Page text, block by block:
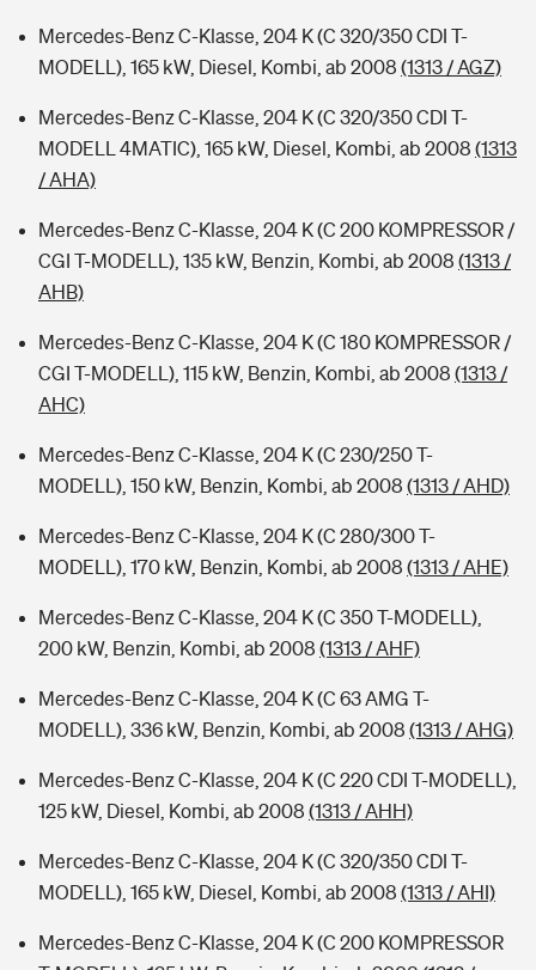
Mercedes-Benz C-Klasse, 204 K (C 320/350 CDI T-
MODELL), 165 kW, Diesel, Kombi, ab 2008 (1313 / AGZ)
Mercedes-Benz C-Klasse, 204 K (C 320/350 CDI T-
MODELL 4MATIC), 165 kW, Diesel, Kombi, ab 2008 (1313
/ AHA)
Mercedes-Benz C-Klasse, 204 K (C 200 KOMPRESSOR /
CGI T-MODELL), 135 kW, Benzin, Kombi, ab 2008 (1313 /
AHB)
Mercedes-Benz C-Klasse, 204 K (C 180 KOMPRESSOR /
CGI T-MODELL), 115 kW, Benzin, Kombi, ab 2008 (1313 /
AHC)
Mercedes-Benz C-Klasse, 204 K (C 230/250 T-
MODELL), 150 kW, Benzin, Kombi, ab 2008 (1313 / AHD)
Mercedes-Benz C-Klasse, 204 K (C 280/300 T-
MODELL), 170 kW, Benzin, Kombi, ab 2008 (1313 / AHE)
Mercedes-Benz C-Klasse, 204 K (C 350 T-MODELL),
200 kW, Benzin, Kombi, ab 2008 (1313 / AHF)
Mercedes-Benz C-Klasse, 204 K (C 63 AMG T-
MODELL), 336 kW, Benzin, Kombi, ab 2008 (1313 / AHG)
Mercedes-Benz C-Klasse, 204 K (C 220 CDI T-MODELL),
125 kW, Diesel, Kombi, ab 2008 (1313 / AHH)
Mercedes-Benz C-Klasse, 204 K (C 320/350 CDI T-
MODELL), 165 kW, Diesel, Kombi, ab 2008 (1313 / AHI)
Mercedes-Benz C-Klasse, 204 K (C 200 KOMPRESSOR